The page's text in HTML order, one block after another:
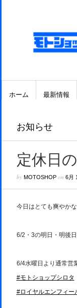
ホーム 最新情報
お知らせ
定休日
by MOTOSHOPon 6月
今日はとても爽やか
6/2・3の明日・明後
6/4水曜日より通常営
#モトショップシロタ
#ロイヤルエンフィー